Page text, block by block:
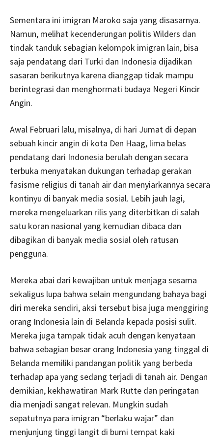
Sementara ini imigran Maroko saja yang disasarnya.
Namun, melihat kecenderungan politis Wilders dan
tindak tanduk sebagian kelompok imigran lain, bisa
saja pendatang dari Turki dan Indonesia dijadikan
sasaran berikutnya karena dianggap tidak mampu
berintegrasi dan menghormati budaya Negeri Kincir
Angin.
Awal Februari lalu, misalnya, di hari Jumat di depan
sebuah kincir angin di kota Den Haag, lima belas
pendatang dari Indonesia berulah dengan secara
terbuka menyatakan dukungan terhadap gerakan
fasisme religius di tanah air dan menyiarkannya secara
kontinyu di banyak media sosial. Lebih jauh lagi,
mereka mengeluarkan rilis yang diterbitkan di salah
satu koran nasional yang kemudian dibaca dan
dibagikan di banyak media sosial oleh ratusan
pengguna.
Mereka abai dari kewajiban untuk menjaga sesama
sekaligus lupa bahwa selain mengundang bahaya bagi
diri mereka sendiri, aksi tersebut bisa juga menggiring
orang Indonesia lain di Belanda kepada posisi sulit.
Mereka juga tampak tidak acuh dengan kenyataan
bahwa sebagian besar orang Indonesia yang tinggal di
Belanda memiliki pandangan politik yang berbeda
terhadap apa yang sedang terjadi di tanah air. Dengan
demikian, kekhawatiran Mark Rutte dan peringatan
dia menjadi sangat relevan. Mungkin sudah
sepatutnya para imigran “berlaku wajar” dan
menjunjung tinggi langit di bumi tempat kaki